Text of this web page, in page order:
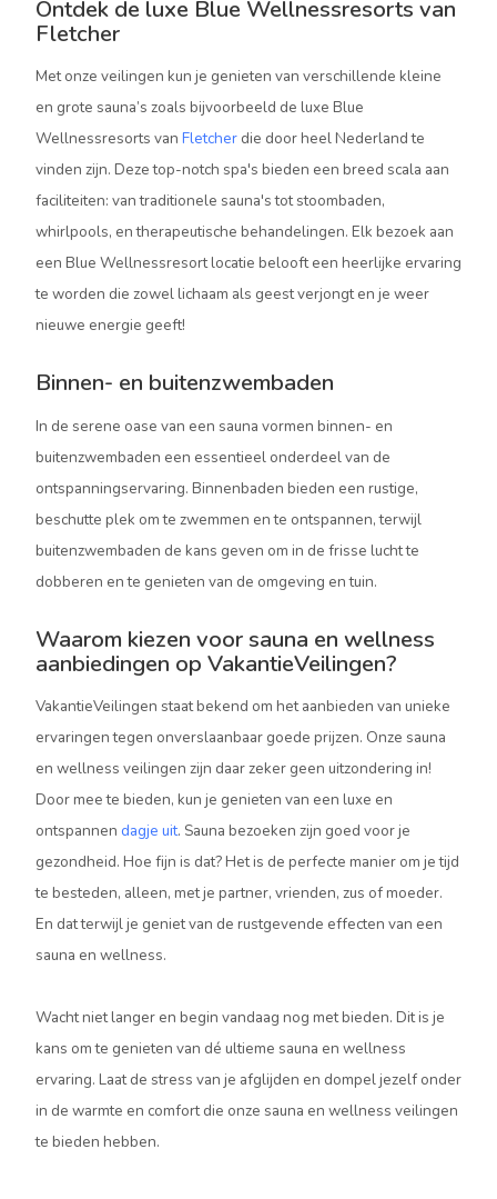
Ontdek de luxe Blue Wellnessresorts van
Fletcher
Met onze veilingen kun je genieten van verschillende kleine
en grote sauna’s zoals bijvoorbeeld de luxe Blue
Wellnessresorts van Fletcher die door heel Nederland te
vinden zijn. Deze top-notch spa's bieden een breed scala aan
faciliteiten: van traditionele sauna's tot stoombaden,
whirlpools, en therapeutische behandelingen. Elk bezoek aan
een Blue Wellnessresort locatie belooft een heerlijke ervaring
te worden die zowel lichaam als geest verjongt en je weer
nieuwe energie geeft!
Binnen- en buitenzwembaden
In de serene oase van een sauna vormen binnen- en
buitenzwembaden een essentieel onderdeel van de
ontspanningservaring. Binnenbaden bieden een rustige,
beschutte plek om te zwemmen en te ontspannen, terwijl
buitenzwembaden de kans geven om in de frisse lucht te
dobberen en te genieten van de omgeving en tuin.
Waarom kiezen voor sauna en wellness
aanbiedingen op VakantieVeilingen?
VakantieVeilingen staat bekend om het aanbieden van unieke
ervaringen tegen onverslaanbaar goede prijzen. Onze sauna
en wellness veilingen zijn daar zeker geen uitzondering in!
Door mee te bieden, kun je genieten van een luxe en
ontspannen dagje uit. Sauna bezoeken zijn goed voor je
gezondheid. Hoe fijn is dat? Het is de perfecte manier om je tijd
te besteden, alleen, met je partner, vrienden, zus of moeder.
En dat terwijl je geniet van de rustgevende effecten van een
sauna en wellness.
Wacht niet langer en begin vandaag nog met bieden. Dit is je
kans om te genieten van dé ultieme sauna en wellness
ervaring. Laat de stress van je afglijden en dompel jezelf onder
in de warmte en comfort die onze sauna en wellness veilingen
te bieden hebben.